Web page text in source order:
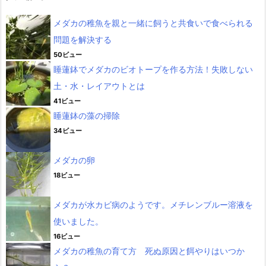
メダカの稚魚を親と一緒に飼うと共食いで食べられる
問題を解決する
50ビュー
睡蓮鉢でメダカのビオトープを作る方法！失敗しない
土・水・レイアウトとは
41ビュー
睡蓮鉢の藻の掃除
34ビュー
メダカの卵
18ビュー
メダカが水カビ病のようです。メチレンブルー溶液を
使いました。
16ビュー
メダカの稚魚の育て方 死ぬ原因と餌やりはいつか